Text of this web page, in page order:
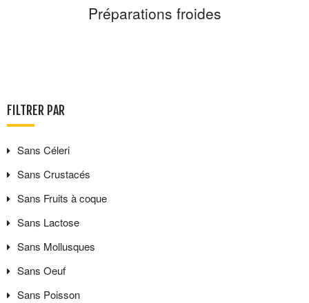
Préparations froides
FILTRER PAR
Sans Céleri
Sans Crustacés
Sans Fruits à coque
Sans Lactose
Sans Mollusques
Sans Oeuf
Sans Poisson